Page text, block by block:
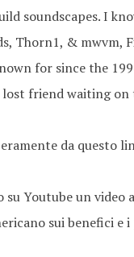
soundscapes. I
Thorn1, &
for since the
friend waiting on
da questo
su Youtube un
sui benefici